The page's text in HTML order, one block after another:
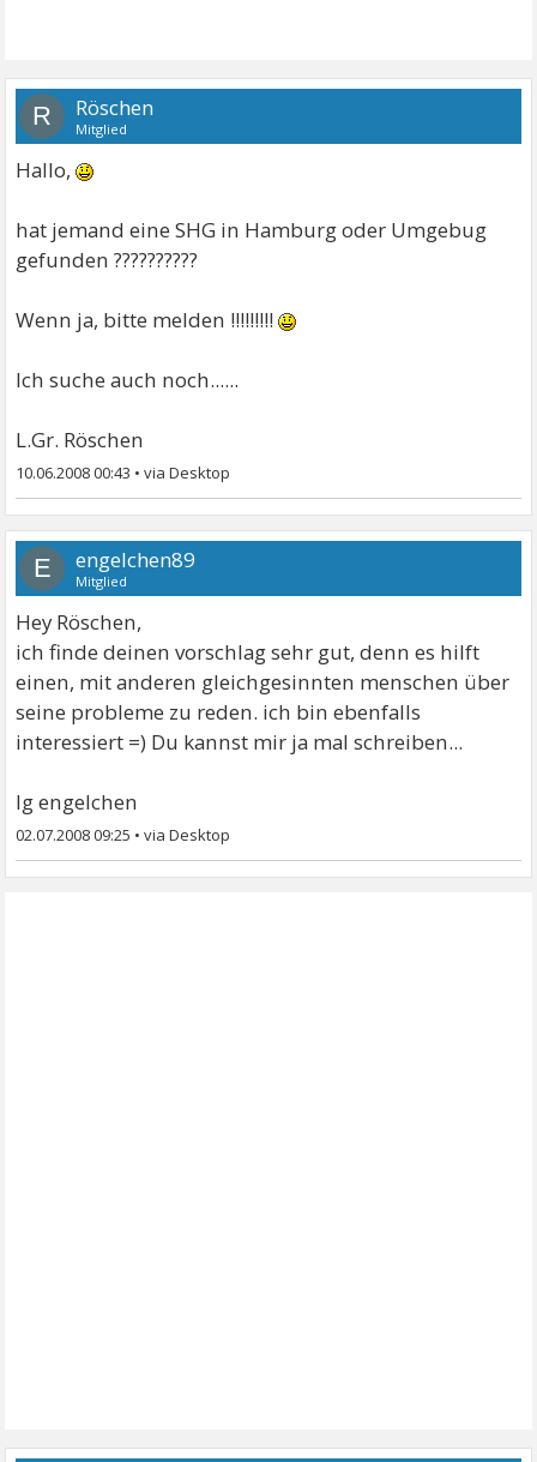
R Röschen
Mitglied
Hallo,
hat jemand eine SHG in Hamburg oder Umgebug
gefunden ??????????
Wenn ja, bitte melden !!!!!!!!!
Ich suche auch noch......
L.Gr. Röschen
10.06.2008 00:43 •
E engelchen89
Mitglied
Hey Röschen,
ich finde deinen vorschlag sehr gut, denn es hilft
einen, mit anderen gleichgesinnten menschen über
seine probleme zu reden. ich bin ebenfalls
interessiert =) Du kannst mir ja mal schreiben...
lg engelchen
02.07.2008 09:25 •